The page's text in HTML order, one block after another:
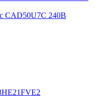
CAD50U7C 240В